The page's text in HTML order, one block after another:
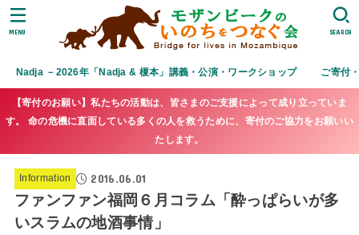
Nadja －2026年「Nadja & 榎本」講義・公演・ワークショップ ご寄付
SEARCH
MENU
【寄付のお願い】私たちの活動は、皆さまのご支援によって成り立っていま
す。 命の危機に直面している多くの人を救うために、寄付のご協力をお願いい
たします。
Information 2016.06.01
ファンファン福岡６月コラム「酔っぱらいが多
いスラムの地酒事情」